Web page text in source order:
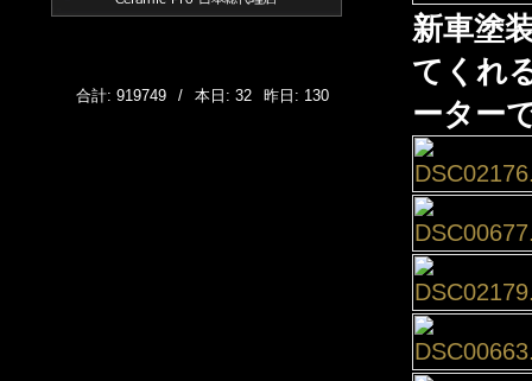
新車塗
てくれ
ーター
合計: 919749 / 本日: 32 昨日: 130